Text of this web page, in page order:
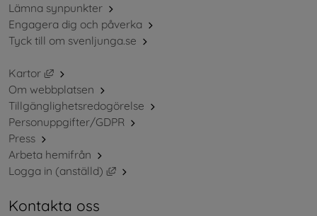
Lämna synpunkter
Engagera dig och påverka
Tyck till om svenljunga.se
Kartor
Länk till annan webbplats, öppnas i nytt fönster.
Om webbplatsen
Tillgänglighetsredogörelse
Personuppgifter/GDPR
Press
Arbeta hemifrån
Logga in (anställd)
Länk till annan webbplats, öppnas i nytt
Kontakta oss